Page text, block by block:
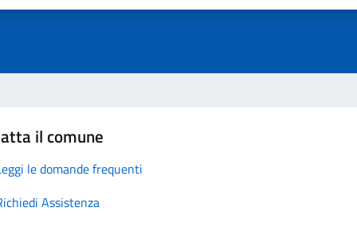
il comune
le domande frequenti
Assistenza